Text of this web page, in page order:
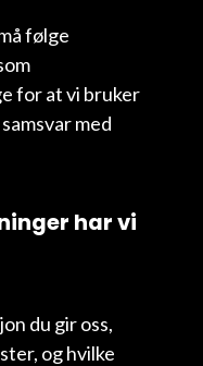
følge
for at vi bruker
med
har vi
du gir oss,
og hvilke